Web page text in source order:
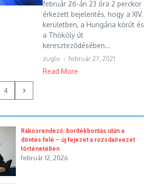
február 26-án 23 óra 2 perckor
érkezett bejelentés, hogy a XIV.
kerületben, a Hungária körút és
a Thököly út
kereszteződésében...
zuglo február 27, 2021
Read More
4
Rákosrendező: borítékbontás után a
döntés felé – új fejezet a rozsdaövezet
történetében
február 12, 2026